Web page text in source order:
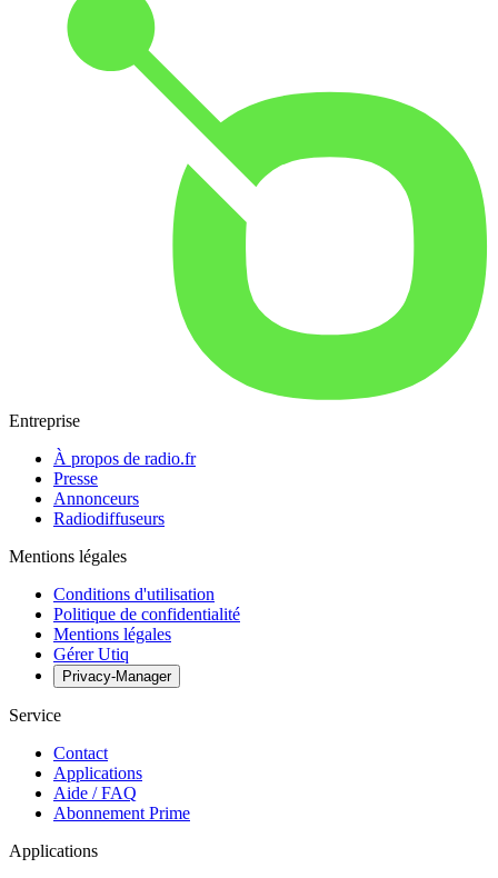
Entreprise
À propos de radio.fr
Presse
Annonceurs
Radiodiffuseurs
Mentions légales
Conditions d'utilisation
Politique de confidentialité
Mentions légales
Gérer Utiq
Privacy-Manager
Service
Contact
Applications
Aide / FAQ
Abonnement Prime
Applications